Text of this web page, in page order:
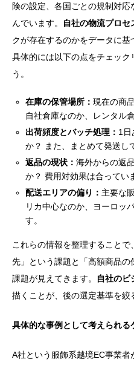
険の設定、各国ごとの規制対
んでいます。
自社の物流プロセ
クが存在するのかをデータに基
具体的には以下の点をチェック
う。
在庫の保管場所：現在の商
自社倉庫なのか、レンタル
出荷頻度とバッチ処理： 1日
か？ また、まとめて発送し
返品の現状：海外からの返
か？ 費用対効果は合ってい
配送エリアの偏り： 主要な
リカ中心なのか、ヨーロッ
す。
これらの情報を整理すること
先」という課題と「高額商品
課題が見えてきます。
自社のビ
描くことが、後の選定基準を絞
具体的な事例として考えられる
A社という服飾系越境EC事業